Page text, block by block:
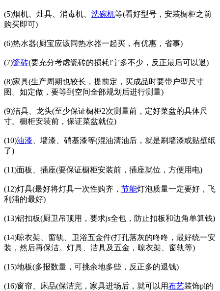
(5)烟机、灶具、消毒机、 洗碗机等(看好型号，安装橱柜之前
购买即可)
(6)热水器(厨宝应该同热水器一起买，有优惠，省事)
(7)瓷砖(要充分考虑瓷砖的损耗!宁多不少，反正最后可以退)
(8)家具(生产周期也较长，提前定，买成品时要带户型尺寸
图。如定做，要等到空间全部规划后进行测量)
(9)洁具、龙头(至少保证橱柜2次测量前，定好菜盆的具体尺
寸。橱柜安装前，保证菜盆就位)
(10)油漆 、墙漆、硝基漆等(混油清油后，就是刷墙漆或贴壁纸
了)
(11)面板、插座(要保证橱柜安装前，插座就位，方便用电)
(12)灯具(最好将灯具一次性购齐， 节能灯泡质量一定要好，飞
利浦的最好)
(13)铝扣板(厨卫吊顶用，要求js全包，防止扣板和边角单算钱)
(14)晾衣架、窗轨、卫浴五金件(打孔落灰的咚咚，最好统一安
装，然后再保洁。灯具、洁具及五金，晾衣架、窗轨等)
(15)地板(多报数量，可挑余地多些，反正多的退钱)
(16)窗帘、床品(保洁完，家具进场后，就可以用布艺装饰pl的